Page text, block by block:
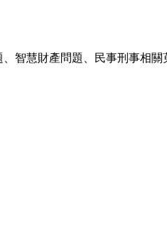
慧財產問題、民事刑事相